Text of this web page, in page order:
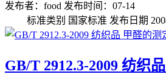
发布者：food 发布时间：07-14
标准类别 国家标准 发布日期
GB/T 2912.3-2009 纺织